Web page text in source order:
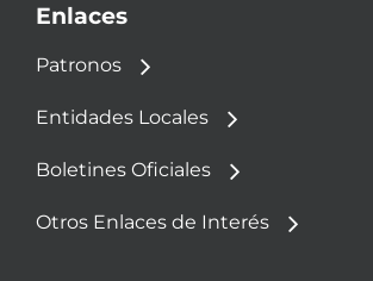
Enlaces
Patronos
Entidades Locales
Boletines Oficiales
Otros Enlaces de Interés